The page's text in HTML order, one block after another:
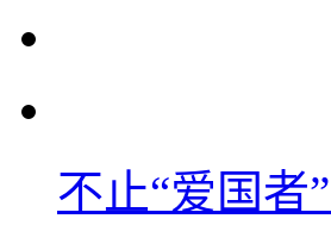
不止“爱国者